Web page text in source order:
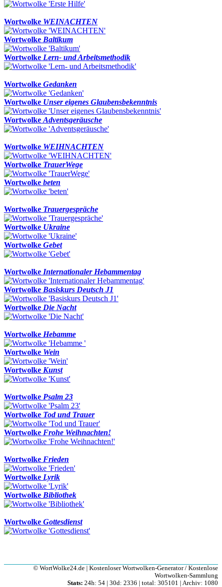
Wortwolke WEINACHTEN
Wortwolke Baltikum
Wortwolke Lern- und Arbeitsmethodik
Wortwolke Gedanken
Wortwolke Unser eigenes Glaubensbekenntnis
Wortwolke Adventsgeräusche
Wortwolke WEIHNACHTEN
Wortwolke TrauerWege
Wortwolke beten
Wortwolke Trauergespräche
Wortwolke Ukraine
Wortwolke Gebet
Wortwolke Internationaler Hebammentag
Wortwolke Basiskurs Deutsch J1
Wortwolke Die Nacht
Wortwolke Hebamme
Wortwolke Wein
Wortwolke Kunst
Wortwolke Psalm 23
Wortwolke Tod und Trauer
Wortwolke Frohe Weihnachten!
Wortwolke Frieden
Wortwolke Lyrik
Wortwolke Bibliothek
Wortwolke Gottesdienst
© WortWolke24.de | Kostenloser Wortwolken-Generator / Kostenlose
Wortwolken-Sammlung
Stats: 24h: 54 | 30d: 2336 | total: 305101 | Archiv: 1080